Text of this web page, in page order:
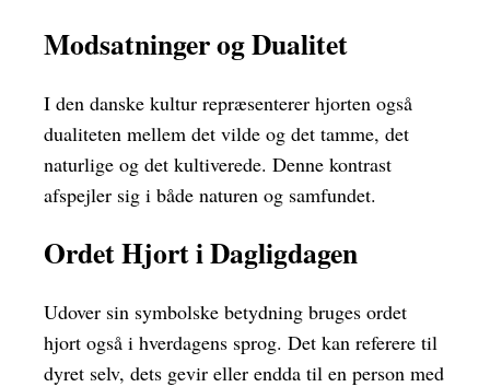
Modsatninger og Dualitet
I den danske kultur repræsenterer hjorten også
dualiteten mellem det vilde og det tamme, det
naturlige og det kultiverede. Denne kontrast
afspejler sig i både naturen og samfundet.
Ordet Hjort i Dagligdagen
Udover sin symbolske betydning bruges ordet
hjort også i hverdagens sprog. Det kan referere til
dyret selv, dets gevir eller endda til en person med